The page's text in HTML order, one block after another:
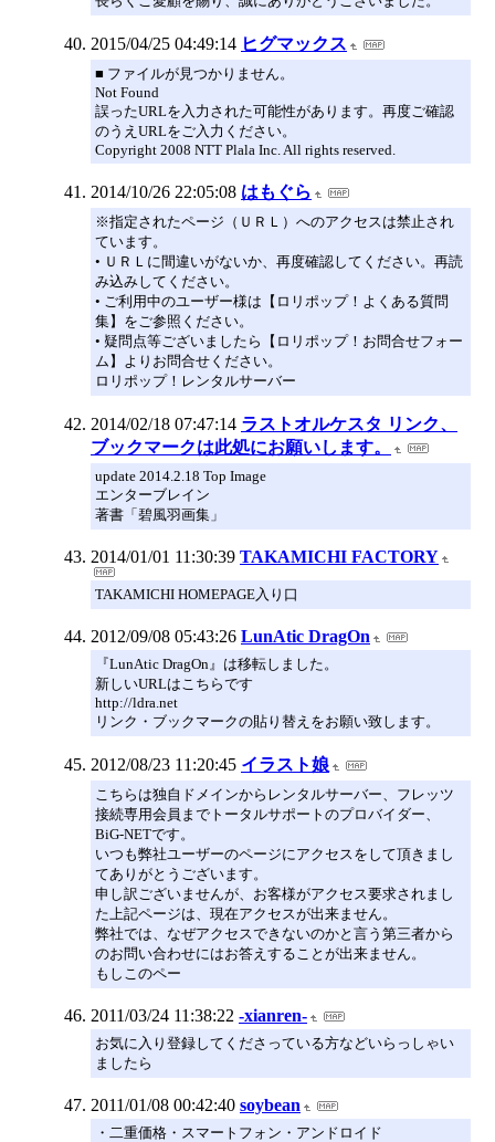
2015/04/25 04:49:14 ヒグマックス
■ ファイルが見つかりません。
Not Found
誤ったURLを入力された可能性があります。再度ご確認
のうえURLをご入力ください。
Copyright 2008 NTT Plala Inc. All rights reserved.
2014/10/26 22:05:08 はもぐら
※指定されたページ（ＵＲＬ）へのアクセスは禁止され
ています。
• ＵＲＬに間違いがないか、再度確認してください。再読
み込みしてください。
• ご利用中のユーザー様は【ロリポップ！よくある質問
集】をご参照ください。
• 疑問点等ございましたら【ロリポップ！お問合せフォー
ム】よりお問合せください。
ロリポップ！レンタルサーバー
2014/02/18 07:47:14 ラストオルケスタ リンク、
ブックマークは此処にお願いします。
update 2014.2.18 Top Image
エンターブレイン
著書「碧風羽画集」
2014/01/01 11:30:39 TAKAMICHI FACTORY
TAKAMICHI HOMEPAGE入り口
2012/09/08 05:43:26 LunAtic DragOn
『LunAtic DragOn』は移転しました。
新しいURLはこちらです
http://ldra.net
リンク・ブックマークの貼り替えをお願い致します。
2012/08/23 11:20:45 イラスト娘
こちらは独自ドメインからレンタルサーバー、フレッツ
接続専用会員までトータルサポートのプロバイダー、
BiG-NETです。
いつも弊社ユーザーのページにアクセスをして頂きまし
てありがとうございます。
申し訳ございませんが、お客様がアクセス要求されまし
た上記ページは、現在アクセスが出来ません。
弊社では、なぜアクセスできないのかと言う第三者から
のお問い合わせにはお答えすることが出来ません。
もしこのペー
2011/03/24 11:38:22 -xianren-
お気に入り登録してくださっている方などいらっしゃい
ましたら
2011/01/08 00:42:40 soybean
・二重価格・スマートフォン・アンドロイド